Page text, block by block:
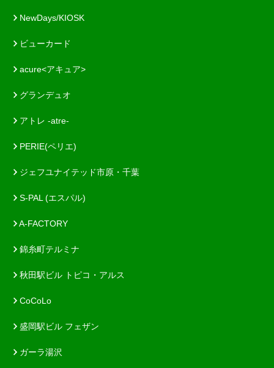
NewDays/KIOSK
ビューカード
acure<アキュア>
グランデュオ
アトレ -atre-
PERIE(ペリエ)
ジェフユナイテッド市原・千葉
S-PAL (エスパル)
A-FACTORY
錦糸町テルミナ
秋田駅ビル トピコ・アルス
CoCoLo
盛岡駅ビル フェザン
ガーラ湯沢